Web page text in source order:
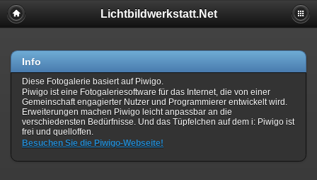
Lichtbildwerkstatt.Net
Info
Diese Fotogalerie basiert auf Piwigo.
Piwigo ist eine Fotogaleriesoftware für das Internet, die von einer
Gemeinschaft engagierter Nutzer und Programmierer entwickelt wird.
Erweiterungen machen Piwigo leicht anpassbar an die
verschiedensten Bedürfnisse. Und das Tüpfelchen auf dem i: Piwigo ist
frei und quelloffen.
Besuchen Sie die Piwigo-Webseite!